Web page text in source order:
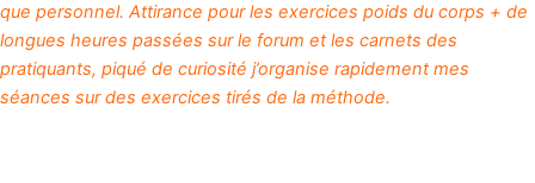
que personnel. Attirance pour les exercices poids du corps + de
longues heures passées sur le forum et les carnets des
pratiquants, piqué de curiosité j’organise rapidement mes
séances sur des exercices tirés de la méthode.